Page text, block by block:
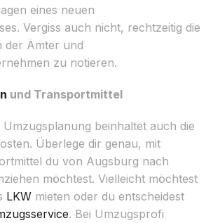
eines neuen
Vergiss auch nicht, rechtzeitig die
der Ämter und
zu notieren.
und Transportmittel
beinhaltet auch die
Überlege dir genau, mit
du von Augsburg nach
möchtest. Vielleicht möchtest
LKW mieten oder du entscheidest
. Bei Umzugsprofi